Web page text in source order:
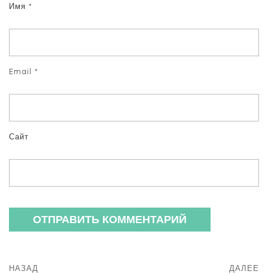
Имя *
Email *
Сайт
НАЗАД ДАЛЕЕ